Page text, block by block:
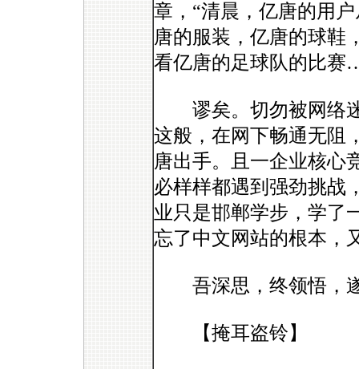
章，“清晨，亿唐的用
唐的服装，亿唐的球鞋
看亿唐的足球队的比
谬矣。切勿被网络迷
这般，在网下畅通无阻
唐出手。且一企业核心
必样样都遇到强劲挑战
业只是邯郸学步，学了
忘了中文网站的根本，
吾深思，终领悟，
【掩耳盗铃】